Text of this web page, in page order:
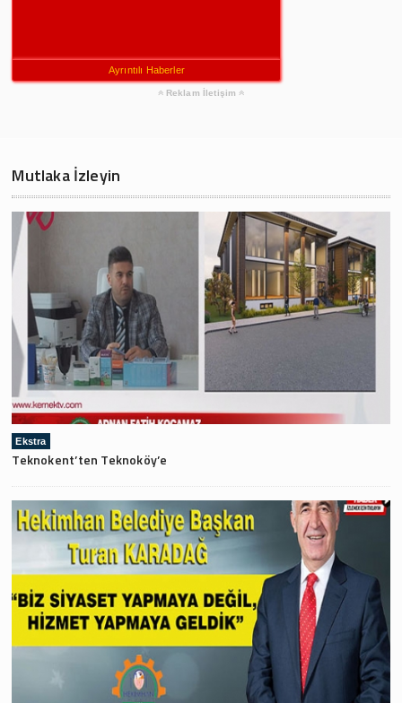
Ayrıntılı Haberler
Reklam İletişim
Mutlaka İzleyin
Ekstra
Teknokent’ten Teknoköy’e